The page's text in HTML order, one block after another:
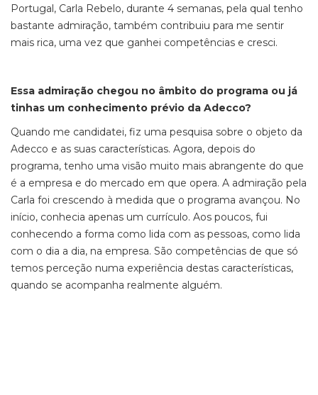
Portugal, Carla Rebelo, durante 4 semanas, pela qual tenho
bastante admiração, também contribuiu para me sentir
mais rica, uma vez que ganhei competências e cresci.
Essa admiração chegou no âmbito do programa ou já
tinhas um conhecimento prévio da Adecco?
Quando me candidatei, fiz uma pesquisa sobre o objeto da
Adecco e as suas características. Agora, depois do
programa, tenho uma visão muito mais abrangente do que
é a empresa e do mercado em que opera. A admiração pela
Carla foi crescendo à medida que o programa avançou. No
início, conhecia apenas um currículo. Aos poucos, fui
conhecendo a forma como lida com as pessoas, como lida
com o dia a dia, na empresa. São competências de que só
temos perceção numa experiência destas características,
quando se acompanha realmente alguém.